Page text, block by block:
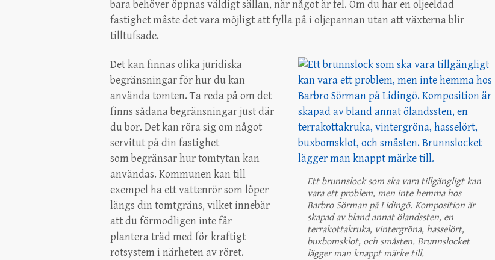
bara behöver öppnas väldigt sällan, när något är fel. Om du har en oljeeldad
fastighet måste det vara möjligt att fylla på i oljepannan utan att växterna blir
tilltufsade.
Ett brunnslock som ska vara tillgängligt kan
vara ett problem, men inte hemma hos
Barbro Sörman på Lidingö. Komposition är
skapad av bland annat ölandssten, en
terrakottakruka, vintergröna, hasselört,
buxbomsklot, och småsten. Brunnslocket
lägger man knappt märke till.
Det kan finnas olika juridiska
begränsningar för hur du kan
använda tomten. Ta reda på om det
finns sådana begränsningar just där
du bor. Det kan röra sig om något
servitut på din fastighet
som begränsar hur tomtytan kan
användas. Kommunen kan till
exempel ha ett vattenrör som löper
längs din tomtgräns, vilket innebär
att du förmodligen inte får
plantera träd med för kraftigt
rotsystem i närheten av röret.